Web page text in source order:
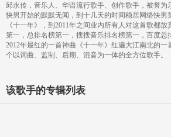
邱永传，音乐人、华语流行歌手、创作歌手，被誉为
快男开始的默默无闻，到十几天的时间稳居网络快男
《十一年》，到2011年之间业内所有人对这首歌都
第一，总排名榜第一，搜搜音乐排名榜第一，百度总
2012年最红的一首神曲《十一年》红遍大江南北的
个以词曲、监制、后期、混音为一体的全方位歌手。
该歌手的专辑列表